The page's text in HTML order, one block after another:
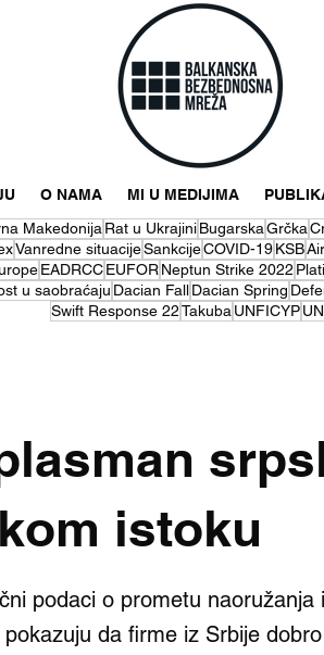
O NAMA MI U MEDIJIMA
Makedonija Rat u UkrajiniBugarskaGrčka
Vanredne situacijeSankcijeCOVID-19KSB
EADRCC EUFOR Neptun Strike 2022
u saobraćaju Dacian FallDacian Spring
Swift Response 22Takuba UNFICYP
istoku
podaci o prometu
da firme iz Srbije